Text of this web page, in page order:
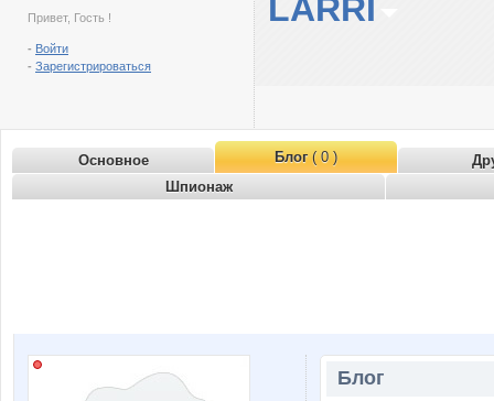
Привет, Гость !
- Войти
- Зарегистрироваться
LARRI
Основное Блог( 0 )
Шпионаж
Блог